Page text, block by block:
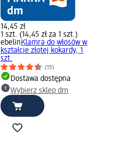
14,45 zł
1 szt. (14,45 zł za 1 szt.)
ebelinKlamra do włosów w
kształcie złotej kokardy, 1
szt.
(15)
Dostawa dostępna
Wybierz sklep dm